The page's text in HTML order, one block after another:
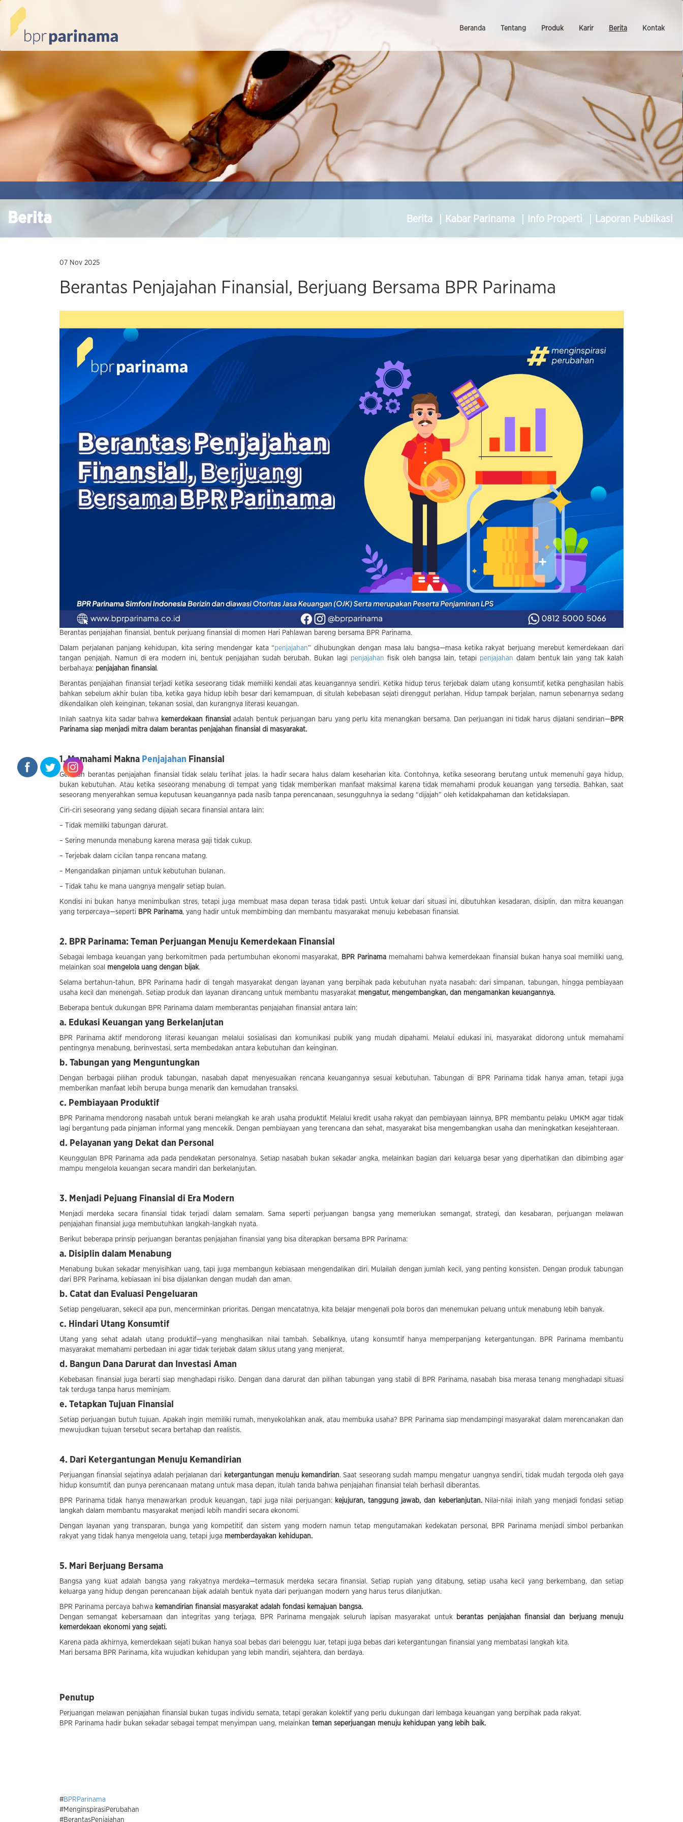
Beranda Tentang Produk Karir Berita Kontak
Berita Berita Kabar Parinama Info Properti Laporan Publikasi
07 Nov 2025
Berantas Penjajahan Finansial, Berjuang Bersama BPR Parinama
Berantas penjajahan finansial, bentuk perjuang finansial di momen Hari Pahlawan bareng bersama BPR Parinama.
Dalam perjalanan panjang kehidupan, kita sering mendengar kata “penjajahan” dihubungkan dengan masa lalu bangsa—masa ketika rakyat berjuang merebut kemerdekaan dari
tangan penjajah. Namun di era modern ini, bentuk penjajahan sudah berubah. Bukan lagi penjajahan fisik oleh bangsa lain, tetapi penjajahan dalam bentuk lain yang tak kalah
berbahaya: penjajahan finansial .
Berantas penjajahan finansial terjadi ketika seseorang tidak memiliki kendali atas keuangannya sendiri. Ketika hidup terus terjebak dalam utang konsumtif, ketika penghasilan habis
bahkan sebelum akhir bulan tiba, ketika gaya hidup lebih besar dari kemampuan, di situlah kebebasan sejati direnggut perlahan. Hidup tampak berjalan, namun sebenarnya sedang
dikendalikan oleh keinginan, tekanan sosial, dan kurangnya literasi keuangan.
Inilah saatnya kita sadar bahwa kemerdekaan finansial adalah bentuk perjuangan baru yang perlu kita menangkan bersama. Dan perjuangan ini tidak harus dijalani sendirian—BPR
Parinama siap menjadi mitra dalam berantas penjajahan finansial di masyarakat.
1. Memahami Makna Penjajahan Finansial
Gerakan berantas penjajahan finansial tidak selalu terlihat jelas. Ia hadir secara halus dalam keseharian kita. Contohnya, ketika seseorang berutang untuk memenuhi gaya hidup,
bukan kebutuhan. Atau ketika seseorang menabung di tempat yang tidak memberikan manfaat maksimal karena tidak memahami produk keuangan yang tersedia. Bahkan, saat
seseorang menyerahkan semua keputusan keuangannya pada nasib tanpa perencanaan, sesungguhnya ia sedang “dijajah” oleh ketidakpahaman dan ketidaksiapan.
Ciri-ciri seseorang yang sedang dijajah secara finansial antara lain:
– Tidak memiliki tabungan darurat.
– Sering menunda menabung karena merasa gaji tidak cukup.
– Terjebak dalam cicilan tanpa rencana matang.
– Mengandalkan pinjaman untuk kebutuhan bulanan.
– Tidak tahu ke mana uangnya mengalir setiap bulan.
Kondisi ini bukan hanya menimbulkan stres, tetapi juga membuat masa depan terasa tidak pasti. Untuk keluar dari situasi ini, dibutuhkan kesadaran, disiplin, dan mitra keuangan
yang terpercaya—seperti BPR Parinama, yang hadir untuk membimbing dan membantu masyarakat menuju kebebasan finansial.
2. BPR Parinama: Teman Perjuangan Menuju Kemerdekaan Finansial
Sebagai lembaga keuangan yang berkomitmen pada pertumbuhan ekonomi masyarakat, BPR Parinamamemahami bahwa kemerdekaan finansial bukan hanya soal memiliki uang,
melainkan soal mengelola uang dengan bijak.
Selama bertahun-tahun, BPR Parinama hadir di tengah masyarakat dengan layanan yang berpihak pada kebutuhan nyata nasabah: dari simpanan, tabungan, hingga pembiayaan
usaha kecil dan menengah. Setiap produk dan layanan dirancang untuk membantu masyarakat mengatur, mengembangkan, dan mengamankan keuangannya.
Beberapa bentuk dukungan BPR Parinama dalam memberantas penjajahan finansial antara lain:
a. Edukasi Keuangan yang Berkelanjutan
BPR Parinama aktif mendorong literasi keuangan melalui sosialisasi dan komunikasi publik yang mudah dipahami. Melalui edukasi ini, masyarakat didorong untuk memahami
pentingnya menabung, berinvestasi, serta membedakan antara kebutuhan dan keinginan.
b. Tabungan yang Menguntungkan
Dengan berbagai pilihan produk tabungan, nasabah dapat menyesuaikan rencana keuangannya sesuai kebutuhan. Tabungan di BPR Parinama tidak hanya aman, tetapi juga
memberikan manfaat lebih berupa bunga menarik dan kemudahan transaksi.
c. Pembiayaan Produktif
BPR Parinama mendorong nasabah untuk berani melangkah ke arah usaha produktif. Melalui kredit usaha rakyat dan pembiayaan lainnya, BPR membantu pelaku UMKM agar tidak
lagi bergantung pada pinjaman informal yang mencekik. Dengan pembiayaan yang terencana dan sehat, masyarakat bisa mengembangkan usaha dan meningkatkan kesejahteraan.
d. Pelayanan yang Dekat dan Personal
Keunggulan BPR Parinama ada pada pendekatan personalnya. Setiap nasabah bukan sekadar angka, melainkan bagian dari keluarga besar yang diperhatikan dan dibimbing agar
mampu mengelola keuangan secara mandiri dan berkelanjutan.
3. Menjadi Pejuang Finansial di Era Modern
Menjadi merdeka secara finansial tidak terjadi dalam semalam. Sama seperti perjuangan bangsa yang memerlukan semangat, strategi, dan kesabaran, perjuangan melawan
penjajahan finansial juga membutuhkan langkah-langkah nyata.
Berikut beberapa prinsip perjuangan berantas penjajahan finansial yang bisa diterapkan bersama BPR Parinama:
a. Disiplin dalam Menabung
Menabung bukan sekadar menyisihkan uang, tapi juga membangun kebiasaan mengendalikan diri. Mulailah dengan jumlah kecil, yang penting konsisten. Dengan produk tabungan
dari BPR Parinama, kebiasaan ini bisa dijalankan dengan mudah dan aman.
b. Catat dan Evaluasi Pengeluaran
Setiap pengeluaran, sekecil apa pun, mencerminkan prioritas. Dengan mencatatnya, kita belajar mengenali pola boros dan menemukan peluang untuk menabung lebih banyak.
c. Hindari Utang Konsumtif
Utang yang sehat adalah utang produktif—yang menghasilkan nilai tambah. Sebaliknya, utang konsumtif hanya memperpanjang ketergantungan. BPR Parinama membantu
masyarakat memahami perbedaan ini agar tidak terjebak dalam siklus utang yang menjerat.
d. Bangun Dana Darurat dan Investasi Aman
Kebebasan finansial juga berarti siap menghadapi risiko. Dengan dana darurat dan pilihan tabungan yang stabil di BPR Parinama, nasabah bisa merasa tenang menghadapi situasi
tak terduga tanpa harus meminjam.
e. Tetapkan Tujuan Finansial
Setiap perjuangan butuh tujuan. Apakah ingin memiliki rumah, menyekolahkan anak, atau membuka usaha? BPR Parinama siap mendampingi masyarakat dalam merencanakan dan
mewujudkan tujuan tersebut secara bertahap dan realistis.
4. Dari Ketergantungan Menuju Kemandirian
Perjuangan finansial sejatinya adalah perjalanan dari ketergantungan menuju kemandirian. Saat seseorang sudah mampu mengatur uangnya sendiri, tidak mudah tergoda oleh gaya
hidup konsumtif, dan punya perencanaan matang untuk masa depan, itulah tanda bahwa penjajahan finansial telah berhasil diberantas.
BPR Parinama tidak hanya menawarkan produk keuangan, tapi juga nilai perjuangan: kejujuran, tanggung jawab, dan keberlanjutan.Nilai-nilai inilah yang menjadi fondasi setiap
langkah dalam membantu masyarakat menjadi lebih mandiri secara ekonomi.
Dengan layanan yang transparan, bunga yang kompetitif, dan sistem yang modern namun tetap mengutamakan kedekatan personal, BPR Parinama menjadi simbol perbankan
rakyat yang tidak hanya mengelola uang, tetapi juga memberdayakan kehidupan.
5. Mari Berjuang Bersama
Bangsa yang kuat adalah bangsa yang rakyatnya merdeka—termasuk merdeka secara finansial. Setiap rupiah yang ditabung, setiap usaha kecil yang berkembang, dan setiap
keluarga yang hidup dengan perencanaan bijak adalah bentuk nyata dari perjuangan modern yang harus terus dilanjutkan.
BPR Parinama percaya bahwa kemandirian finansial masyarakat adalah fondasi kemajuan bangsa.
Dengan semangat kebersamaan dan integritas yang terjaga, BPR Parinama mengajak seluruh lapisan masyarakat untuk
berantas penjajahan finansial dan berjuang menuju
kemerdekaan ekonomi yang sejati.
Karena pada akhirnya, kemerdekaan sejati bukan hanya soal bebas dari belenggu luar, tetapi juga bebas dari ketergantungan finansial yang membatasi langkah kita.
Mari bersama BPR Parinama, kita wujudkan kehidupan yang lebih mandiri, sejahtera, dan berdaya.
Penutup
Perjuangan melawan penjajahan finansial bukan tugas individu semata, tetapi gerakan kolektif yang perlu dukungan dari lembaga keuangan yang berpihak pada rakyat.
BPR Parinama hadir bukan sekadar sebagai tempat menyimpan uang, melainkan teman seperjuangan menuju kehidupan yang lebih baik.
#BPRParinama
#MenginspirasiPerubahan
#BerantasPenjajahan